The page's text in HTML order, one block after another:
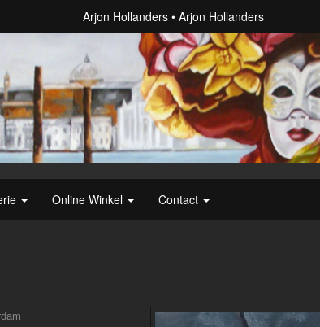
Arjon Hollanders Arjon Hollanders
Online Winkel Contact